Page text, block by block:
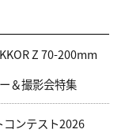
Z 70-200mm
＆撮影会特集
コンテスト2026